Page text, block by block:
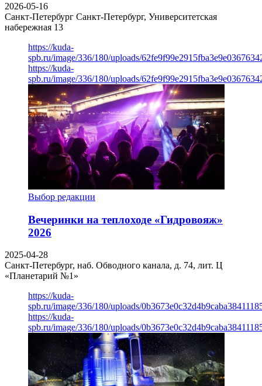
2026-05-16
Санкт-Петербург Санкт-Петербург, Университетская
набережная 13
https://kuda-
spb.ru/image/336/180/uploads/
https://kuda-
spb.ru/image/336/180/uploads/
Выбор редакции
Вечеринки на теплоходе «Гидровояж»
2026
2025-04-28
Санкт-Петербург, наб. Обводного канала, д. 74, лит. Ц
«Планетарий №1»
https://kuda-
spb.ru/image/336/180/uploads/
https://kuda-
spb.ru/image/336/180/uploads/